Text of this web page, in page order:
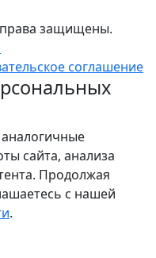
права защищены.
соглашение
сайта, анализа
Продолжая
с нашей
.